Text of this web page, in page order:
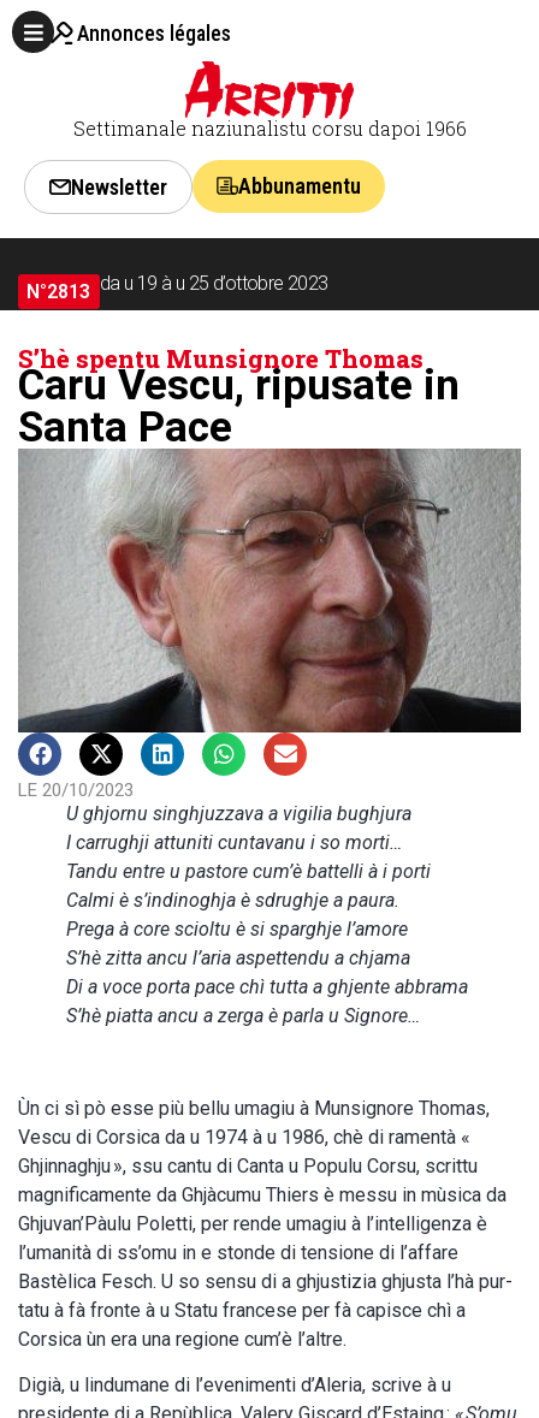
Annonces légales
Settimanale naziunalistu corsu dapoi 1966
Newsletter Abbunamentu
N°2813 da u 19 à u 25 d’ottobre 2023
S’hè spentu Munsignore Thomas
Caru Vescu, ripusate in
Santa Pace
LE 20/10/2023
U ghjornu singhjuzzava a vigilia bughjura
I carrughji attuniti cuntavanu i so morti…
Tandu entre u pastore cum’è battelli à i porti
Calmi è s’indinoghja è sdrughje a paura.
Prega à core scioltu è si sparghje l’amore
S’hè zitta ancu l’aria aspettendu a chjama
Di a voce porta pace chì tutta a ghjente abbrama
S’hè piatta ancu a zerga è parla u Signore…
Ùn ci sì pò esse più bellu umagiu à Munsignore Thomas,
Vescu di Corsica da u 1974 à u 1986, chè di ramentà «
Ghjinnaghju », ssu cantu di Canta u Populu Corsu, scrittu
magnificamente da Ghjàcumu Thiers è messu in mùsica da
Ghjuvan’Pàulu Poletti, per rende umagiu à l’intelligenza è
l’umanità di ss’omu in e stonde di tensione di l’affare
Bastèlica Fesch. U so sensu di a ghjustizia ghjusta l’hà pur-
tatu à fà fronte à u Statu francese per fà capisce chì a
Corsica ùn era una regione cum’è l’altre.
Digià, u lindumane di l’evenimenti d’Aleria, scrive à u